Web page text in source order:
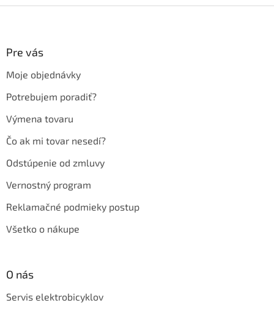
Pre vás
Moje objednávky
Potrebujem poradiť?
Výmena tovaru
Čo ak mi tovar nesedí?
Odstúpenie od zmluvy
Vernostný program
Reklamačné podmieky postup
Všetko o nákupe
O nás
Servis elektrobicyklov